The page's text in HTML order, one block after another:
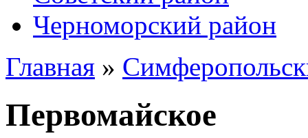
Черноморский район
Главная »
Первомайское